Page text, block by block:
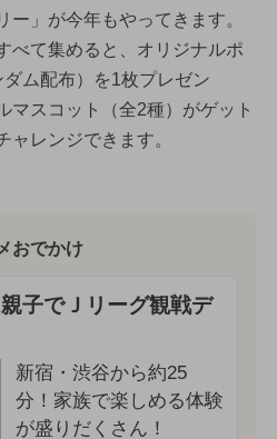
」が今年もやってきます。
べて集めると、オリジナルポ
ム配布）を1枚プレゼン
スコット（全2種）がゲット
ャレンジできます。
おでかけ
子でＪリーグ観戦デ
新宿・渋谷から約25
分！家族で楽しめる体験
が盛りだくさん！